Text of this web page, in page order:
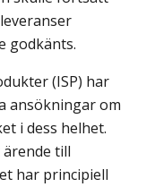
godkänts.
(ISP) har
ansökningar om
i dess helhet.
till
har principiell